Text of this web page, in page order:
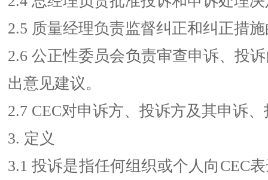
2.5 质量经理负责监督纠正和纠正措
2.6 公正性委员会负责审查申诉、投
出意见建议。
2.7 CEC对申诉方、投诉方及其申诉
3. 定义
3.1 投诉是指任何组织或个人向CEC